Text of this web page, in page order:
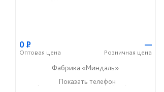
0Р
Оптовая цена
—
Розничная цена
Фабрика «Миндаль»
+7 (927) 630-62-82 ☎+7 (917) 638-44-17
Показать телефон